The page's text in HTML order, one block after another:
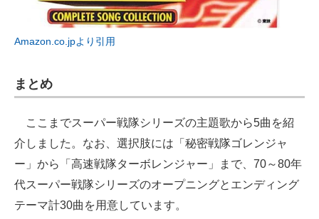
Amazon.co.jpより引用
まとめ
ここまでスーパー戦隊シリーズの主題歌から5曲を紹
介しました。なお、選択肢には「秘密戦隊ゴレンジャ
ー」から「高速戦隊ターボレンジャー」まで、70～80年
代スーパー戦隊シリーズのオープニングとエンディング
テーマ計30曲を用意しています。